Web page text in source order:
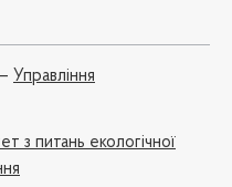
Управління
з питань екологічної